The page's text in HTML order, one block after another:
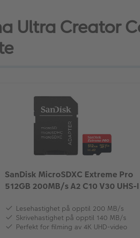
Ultra Creator
SanDisk MicroSDXC Extreme Pro
512GB 200MB/s A2 C10 V30 UHS-I
Lesehastighet på opptil 200 MB/s
Skrivehastighet på opptil 140 MB/s
Perfekt for filming av 4K UHD-video